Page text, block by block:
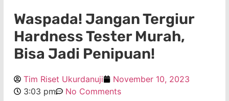
Waspada! Jangan Tergiur
Hardness Tester Murah,
Bisa Jadi Penipuan!
Tim Riset Ukurdanuji
November 10, 2023
3:03 pm
No Comments